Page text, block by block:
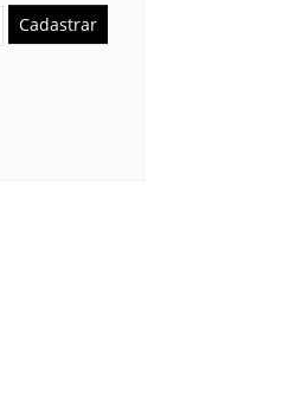
Cadastrar